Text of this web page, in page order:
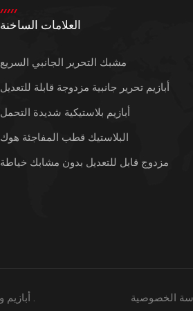
العلامات الساخنة
مشبك التحرير الجانبي السريع
أبازيم تحرير جانبية مزدوجة قابلة للتعديل
أبازيم بلاستيكية شديدة التحمل
البلاستيك قطب المفاجئة هوك
مزدوج قابل للتعديل بدون مشابك خياطة
2026 تشيوانتشو Meifeng التكنولوجيا المحدودة تشيوانتشو Meifeng</br>أبازيم وأزرار المحدودة .كل الحقوق محفوظة . الخصوصية